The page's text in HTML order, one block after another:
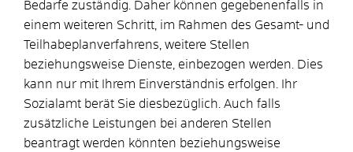
Bedarfe zuständig. Daher können gegebenenfalls in
einem weiteren Schritt, im Rahmen des Gesamt- und
Teilhabeplanverfahrens, weitere Stellen
beziehungsweise Dienste, einbezogen werden. Dies
kann nur mit Ihrem Einverständnis erfolgen. Ihr
Sozialamt berät Sie diesbezüglich. Auch falls
zusätzliche Leistungen bei anderen Stellen
beantragt werden könnten beziehungsweise